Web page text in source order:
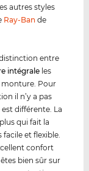
autres styles
Ray-Ban de
entre
intégrale les
monture. Pour
il n’y a pas
est différente. La
qui fait la
et flexible.
confort
bien sûr sur